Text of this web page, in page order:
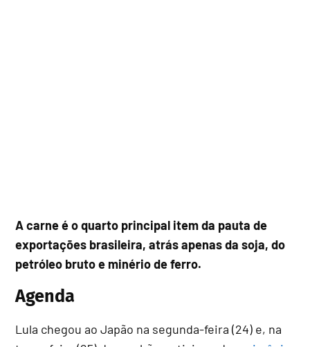
A carne é o quarto principal item da pauta de
exportações brasileira, atrás apenas da soja, do
petróleo bruto e minério de ferro.
Agenda
Lula chegou ao Japão na segunda-feira (24) e, na